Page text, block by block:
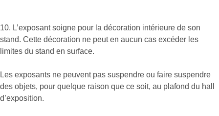
10. L’exposant soigne pour la décoration intérieure de son
stand. Cette décoration ne peut en aucun cas excéder les
limites du stand en surface.
Les exposants ne peuvent pas suspendre ou faire suspendre
des objets, pour quelque raison que ce soit, au plafond du hall
d’exposition.